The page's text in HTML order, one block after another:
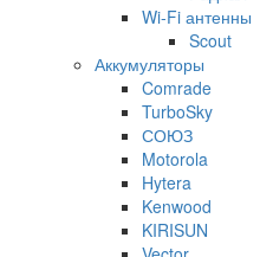
Wi-Fi антенны
Scout
Аккумуляторы
Comrade
TurboSky
СОЮЗ
Motorola
Hytera
Kenwood
KIRISUN